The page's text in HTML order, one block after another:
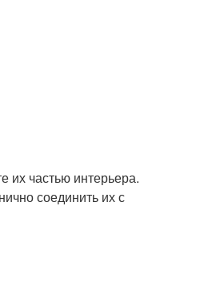
их частью интерьера.
соединить их с